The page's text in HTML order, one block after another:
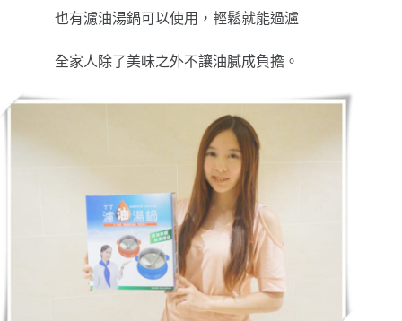
也有濾油湯鍋可以使用，輕鬆就能過瀘
全家人除了美味之外不讓油膩成負擔。